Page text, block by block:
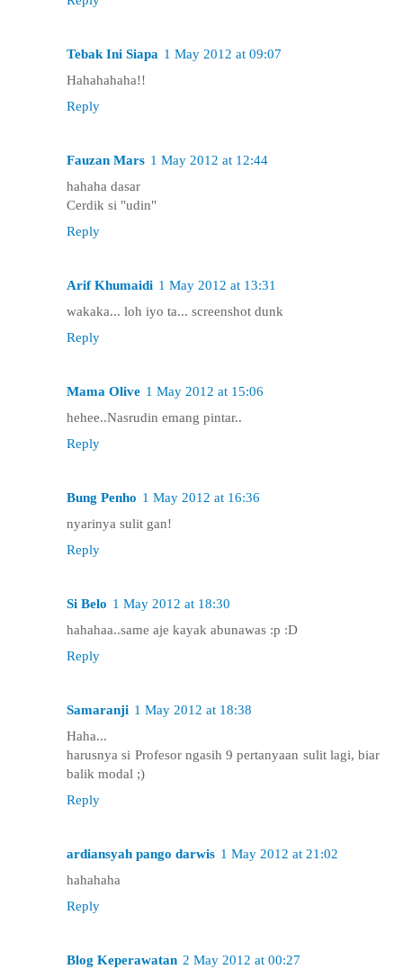
Tebak Ini Siapa 1 May 2012 at 09:07
Hahahahaha!!
Reply
Fauzan Mars 1 May 2012 at 12:44
hahaha dasar
Cerdik si "udin"
Reply
Arif Khumaidi 1 May 2012 at 13:31
wakaka... loh iyo ta... screenshot dunk
Reply
Mama Olive 1 May 2012 at 15:06
hehee..Nasrudin emang pintar..
Reply
Bung Penho 1 May 2012 at 16:36
nyarinya sulit gan!
Reply
Si Belo 1 May 2012 at 18:30
hahahaa..same aje kayak abunawas :p :D
Reply
Samaranji 1 May 2012 at 18:38
Haha...
harusnya si Profesor ngasih 9 pertanyaan sulit lagi, biar
balik modal ;)
Reply
ardiansyah pango darwis 1 May 2012 at 21:02
hahahaha
Reply
Blog Keperawatan 2 May 2012 at 00:27